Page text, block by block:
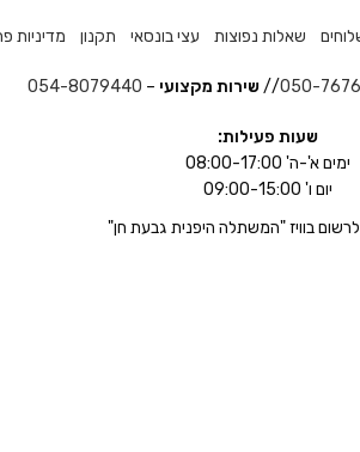
שאלות נפוצות עצי בונסאי תקנון מדיניות
050-
//שירות מקצועי –
054-8079440
שעות פעילות:
ימים א'-ה' 08:00-17:00
יום ו' 09:00-15:00
בוויז "המשתלה היפנית גבעת חן"